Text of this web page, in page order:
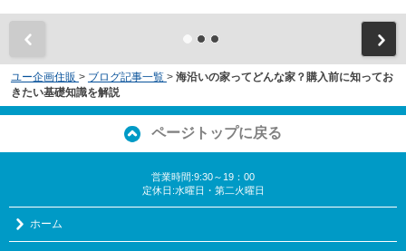
ユー企画住販 > ブログ記事一覧 > 海沿いの家ってどんな家？購入前に知ってお
きたい基礎知識を解説
ページトップに戻る
営業時間:9:30～19：00
定休日:水曜日・第二火曜日
ホーム